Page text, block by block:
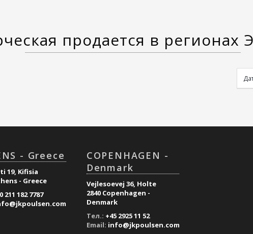
продается в регионах
- Greece
19, Kifisia
- Greece
211 182 7787
COPENHAGEN -
Denmark
Vejlesoevej 36, Holte
2840 Copenhagen -
Denmark
Тел.: +45 2925 11 52
Email: info@jkpoulsen.com